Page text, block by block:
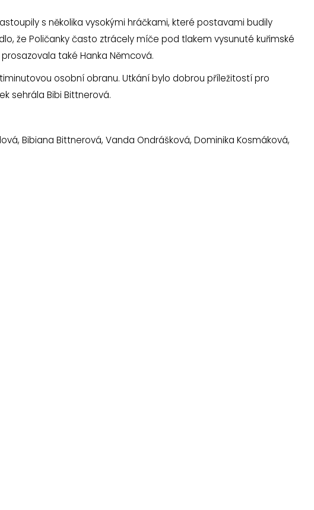
s několika vysokými hráčkami, které postavami budily
že Poličanky často ztrácely míče pod tlakem vysunuté kuřimské
také Hanka Němcová.
osobní obranu. Utkání bylo dobrou příležitostí pro
sehrála Bibi Bittnerová.
Bibiana Bittnerová, Vanda Ondrášková, Dominika Kosmáková,